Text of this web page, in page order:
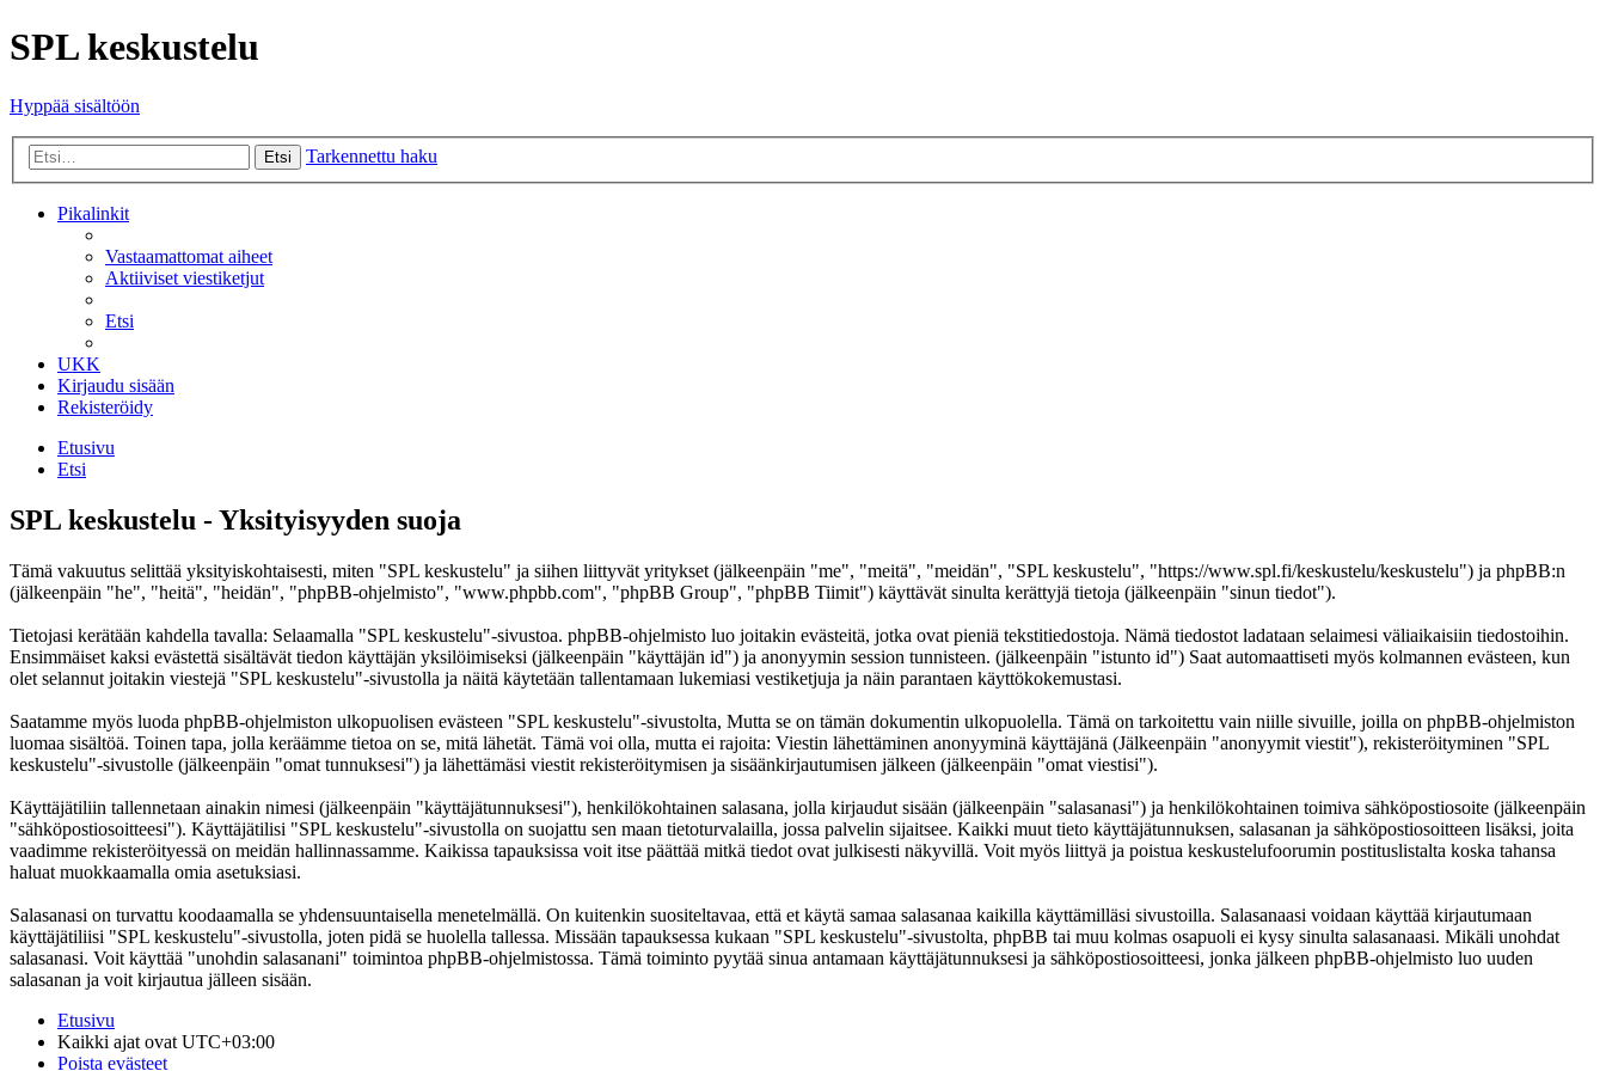
SPL keskustelu
Hyppää sisältöön
Etsi Tarkennettu haku
Pikalinkit
Vastaamattomat aiheet
Aktiiviset viestiketjut
Etsi
UKK
Kirjaudu sisään
Rekisteröidy
Etusivu
Etsi
SPL keskustelu - Yksityisyyden suoja
Tämä vakuutus selittää yksityiskohtaisesti, miten "SPL keskustelu" ja siihen liittyvät yritykset (jälkeenpäin "me", "meitä", "meidän", "SPL keskustelu", "https://www.spl.fi/keskustelu/keskustelu") ja phpBB:n
(jälkeenpäin "he", "heitä", "heidän", "phpBB-ohjelmisto", "www.phpbb.com", "phpBB Group", "phpBB Tiimit") käyttävät sinulta kerättyjä tietoja (jälkeenpäin "sinun tiedot").
Tietojasi kerätään kahdella tavalla: Selaamalla "SPL keskustelu"-sivustoa. phpBB-ohjelmisto luo joitakin evästeitä, jotka ovat pieniä tekstitiedostoja. Nämä tiedostot ladataan selaimesi väliaikaisiin tiedostoihin.
Ensimmäiset kaksi evästettä sisältävät tiedon käyttäjän yksilöimiseksi (jälkeenpäin "käyttäjän id") ja anonyymin session tunnisteen. (jälkeenpäin "istunto id") Saat automaattiseti myös kolmannen evästeen, kun
olet selannut joitakin viestejä "SPL keskustelu"-sivustolla ja näitä käytetään tallentamaan lukemiasi vestiketjuja ja näin parantaen käyttökokemustasi.
Saatamme myös luoda phpBB-ohjelmiston ulkopuolisen evästeen "SPL keskustelu"-sivustolta, Mutta se on tämän dokumentin ulkopuolella. Tämä on tarkoitettu vain niille sivuille, joilla on phpBB-ohjelmiston
luomaa sisältöä. Toinen tapa, jolla keräämme tietoa on se, mitä lähetät. Tämä voi olla, mutta ei rajoita: Viestin lähettäminen anonyyminä käyttäjänä (Jälkeenpäin "anonyymit viestit"), rekisteröityminen "SPL
keskustelu"-sivustolle (jälkeenpäin "omat tunnuksesi") ja lähettämäsi viestit rekisteröitymisen ja sisäänkirjautumisen jälkeen (jälkeenpäin "omat viestisi").
Käyttäjätiliin tallennetaan ainakin nimesi (jälkeenpäin "käyttäjätunnuksesi"), henkilökohtainen salasana, jolla kirjaudut sisään (jälkeenpäin "salasanasi") ja henkilökohtainen toimiva sähköpostiosoite (jälkeenpäin
"sähköpostiosoitteesi"). Käyttäjätilisi "SPL keskustelu"-sivustolla on suojattu sen maan tietoturvalailla, jossa palvelin sijaitsee. Kaikki muut tieto käyttäjätunnuksen, salasanan ja sähköpostiosoitteen lisäksi, joita
vaadimme rekisteröityessä on meidän hallinnassamme. Kaikissa tapauksissa voit itse päättää mitkä tiedot ovat julkisesti näkyvillä. Voit myös liittyä ja poistua keskustelufoorumin postituslistalta koska tahansa
haluat muokkaamalla omia asetuksiasi.
Salasanasi on turvattu koodaamalla se yhdensuuntaisella menetelmällä. On kuitenkin suositeltavaa, että et käytä samaa salasanaa kaikilla käyttämilläsi sivustoilla. Salasanaasi voidaan käyttää kirjautumaan
käyttäjätiliisi "SPL keskustelu"-sivustolla, joten pidä se huolella tallessa. Missään tapauksessa kukaan "SPL keskustelu"-sivustolta, phpBB tai muu kolmas osapuoli ei kysy sinulta salasanaasi. Mikäli unohdat
salasanasi. Voit käyttää "unohdin salasanani" toimintoa phpBB-ohjelmistossa. Tämä toiminto pyytää sinua antamaan käyttäjätunnuksesi ja sähköpostiosoitteesi, jonka jälkeen phpBB-ohjelmisto luo uuden
salasanan ja voit kirjautua jälleen sisään.
Etusivu
Kaikki ajat ovat UTC+03:00
Poista evästeet